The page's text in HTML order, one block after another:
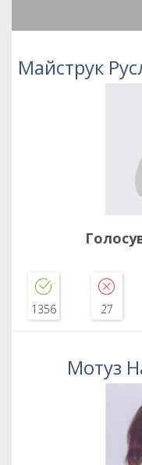
Майструк
1356 27
Мотуз